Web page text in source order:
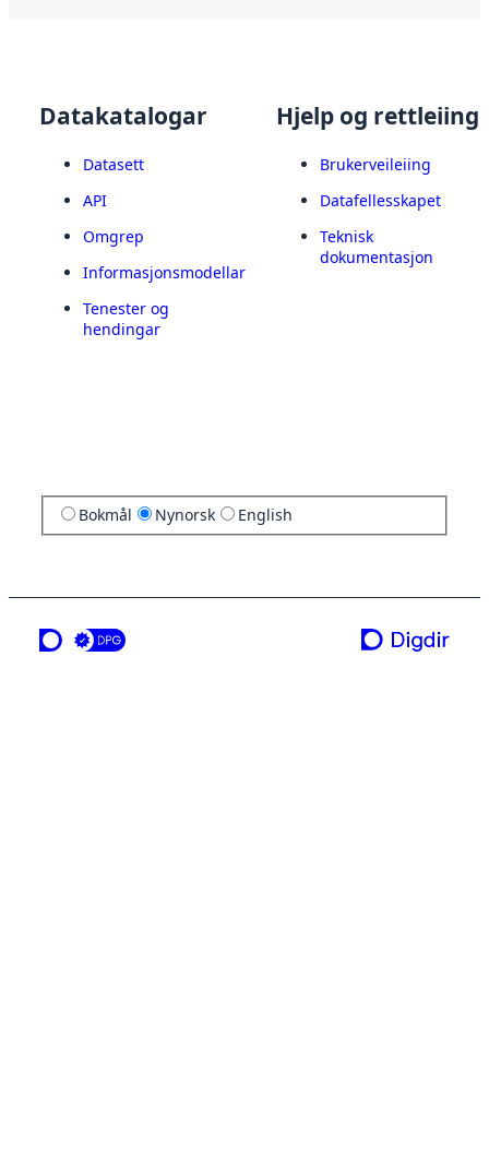
Datakatalogar
Datasett
API
Omgrep
Informasjonsmodellar
Tenester og
hendingar
Hjelp og rettleiing
Brukerveileiing
Datafellesskapet
Teknisk
dokumentasjon
Bokmål Nynorsk English